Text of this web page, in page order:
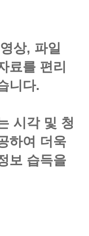
상, 파일
료를 편리
니다.
시각 및 청
하여 더욱
보 습득을